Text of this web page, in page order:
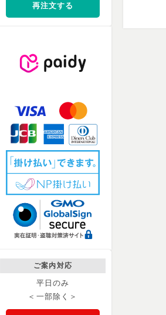
再注文する
ご案内対応
平日のみ
＜一部除く＞